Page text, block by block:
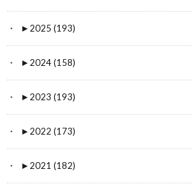
► 2025 (193)
► 2024 (158)
► 2023 (193)
► 2022 (173)
► 2021 (182)